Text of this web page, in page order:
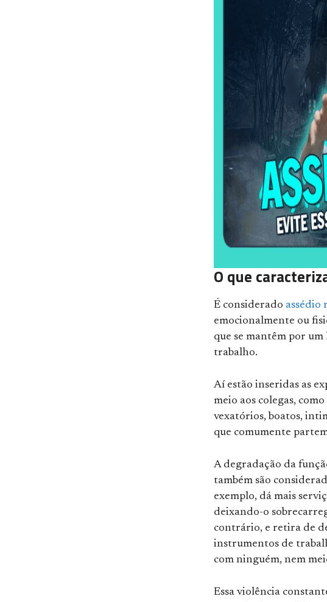
O que
É considerado assédio
emocionalmente ou
que se mantêm por
trabalho.
Aí estão inseridas as
meio aos colegas,
vexatórios, boatos,
que comumente
A degradação da
também são
exemplo, dá mais
deixando-o
contrário, e retira de
instrumentos de
com ninguém, nem
Essa violência